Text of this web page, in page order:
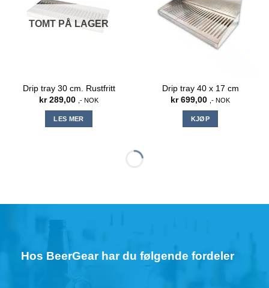
TOMT PÅ LAGER
Drip tray 30 cm. Rustfritt
kr289,00 ,- NOK
LES MER
Drip tray 40 x 17 cm
kr699,00 ,- NOK
KJØP